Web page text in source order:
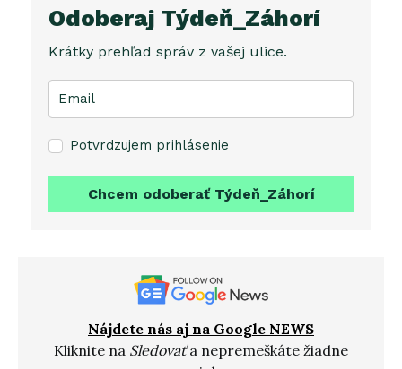
Odoberaj Týdeň_Záhorí
Krátky prehľad správ z vašej ulice.
Potvrdzujem prihlásenie
Chcem odoberať Týdeň_Záhorí
Nájdete nás aj na Google NEWS
Kliknite na Sledovaťa nepremeškáte žiadne